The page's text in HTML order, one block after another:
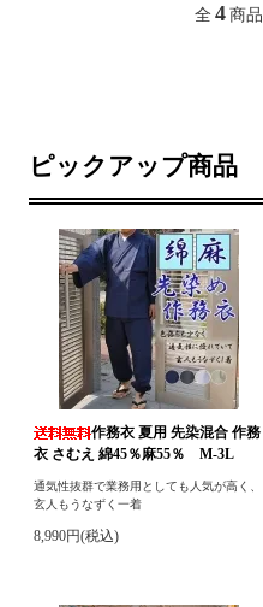
全 4 商品
ピックアップ商品
作務衣 夏用 先染混合 作務
衣 さむえ 綿45％麻55％ M-3L
通気性抜群で業務用としても人気が高く、
玄人もうなずく一着
8,990円(税込)